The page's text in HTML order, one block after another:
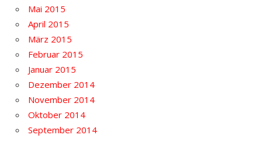
Mai 2015
April 2015
März 2015
Februar 2015
Januar 2015
Dezember 2014
November 2014
Oktober 2014
September 2014